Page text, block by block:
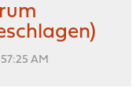
AM